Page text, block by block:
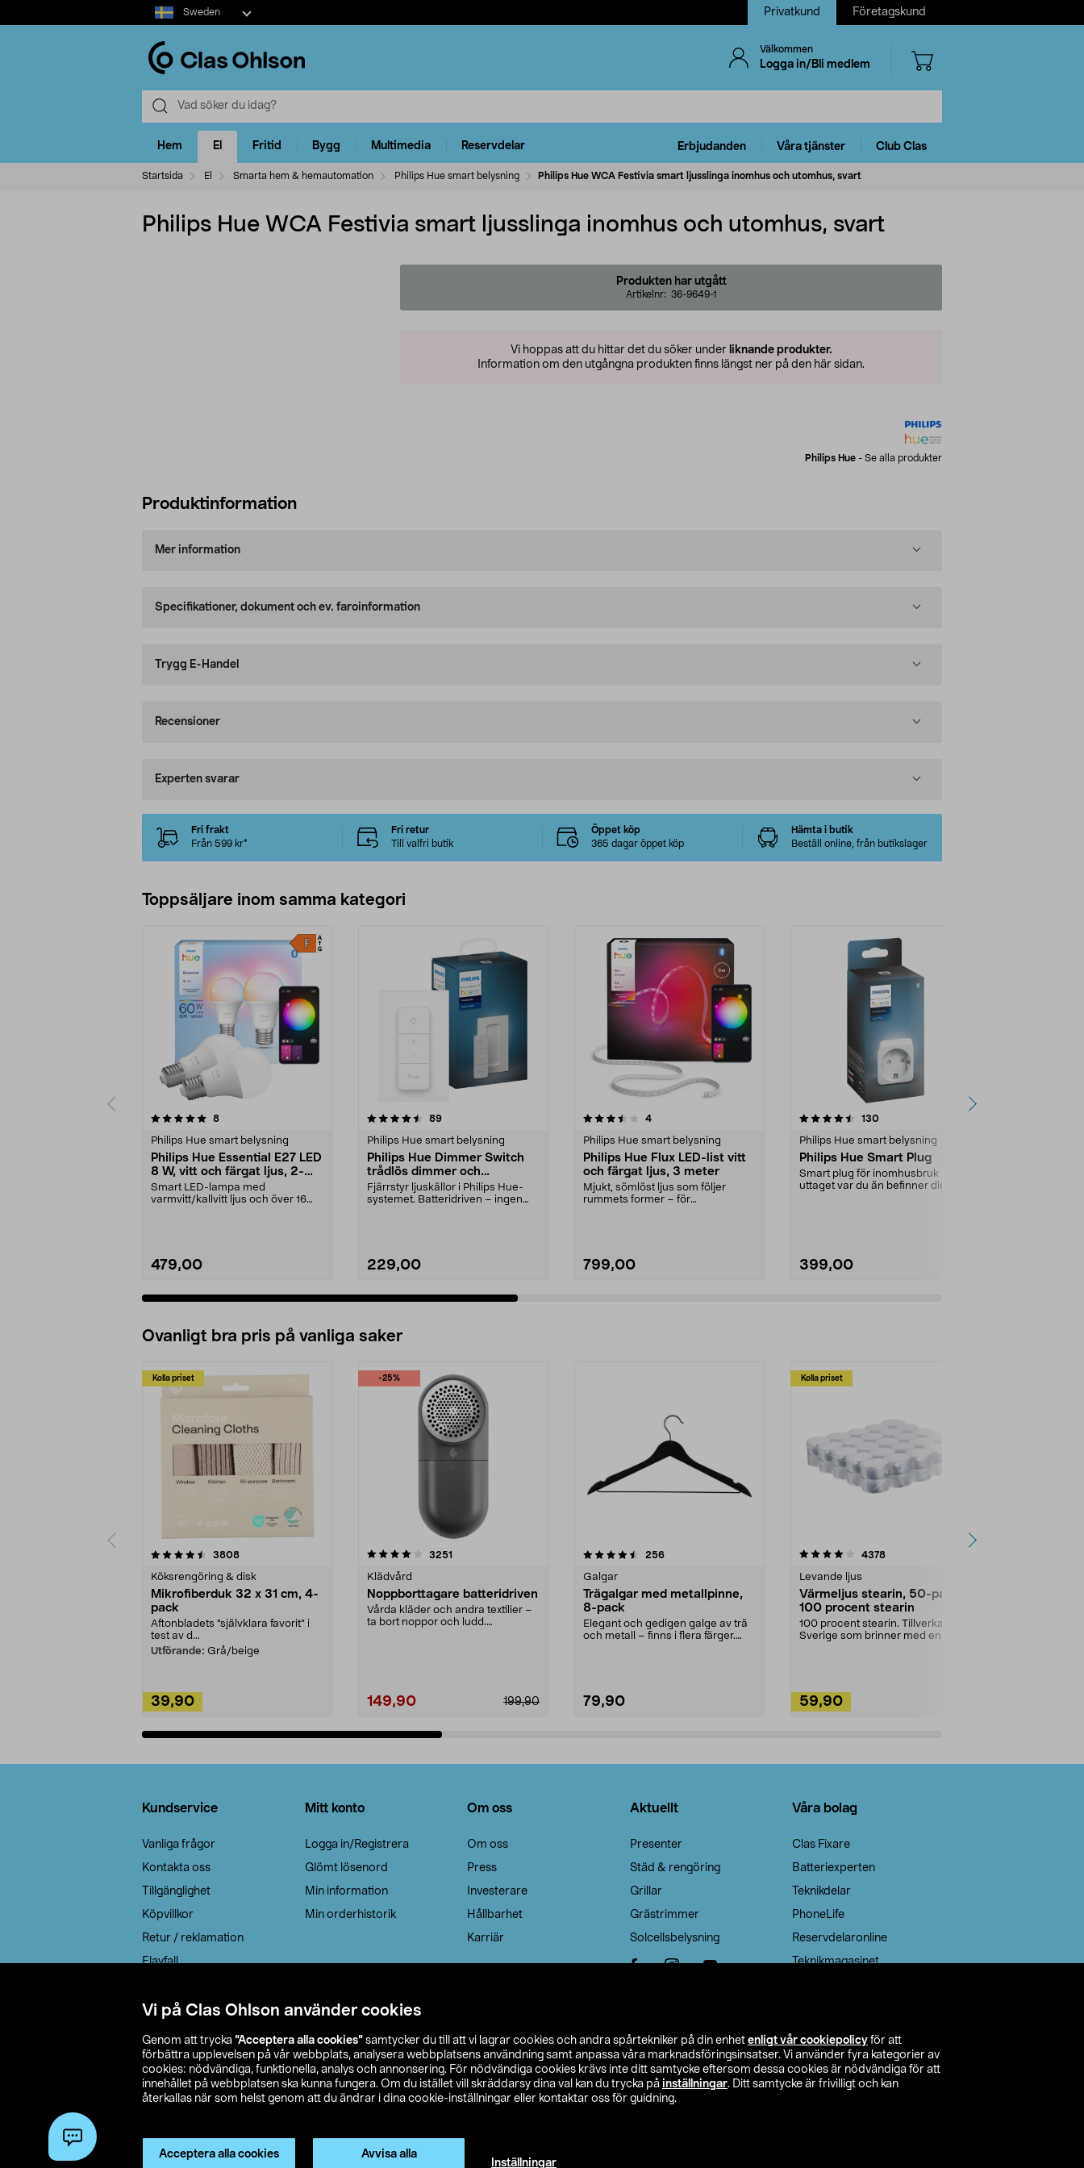
Vi på Clas Ohlson använder cookies
Genom att trycka ”Acceptera alla cookies” samtycker du till att vi lagrar cookies och andra spårtekniker på din enhet enligt vår cookiepolicy för att
förbättra upplevelsen på vår webbplats, analysera webbplatsens användning samt anpassa våra marknadsföringsinsatser. Vi använder fyra kategorier av
cookies: nödvändiga, funktionella, analys och annonsering. För nödvändiga cookies krävs inte ditt samtycke eftersom dessa cookies är nödvändiga för att
innehållet på webbplatsen ska kunna fungera. Om du istället vill skräddarsy dina val kan du trycka på inställningar. Ditt samtycke är frivilligt och kan
återkallas när som helst genom att du ändrar i dina cookie-inställningar eller kontaktar oss för guidning.
Acceptera alla cookies Avvisa alla
Inställningar
Select
market
Sweden Privatkund Företagskund
Välkommen
Logga in/Bli medlem
Hem El Fritid Bygg Multimedia Reservdelar Erbjudanden Våra tjänster Club Clas
Startsida El Smarta hem & hemautomation Philips Hue smart belysning Philips Hue WCA Festivia smart ljusslinga inomhus och utomhus, svart
Philips Hue WCA Festivia smart ljusslinga inomhus och utomhus, svart
Produkten har utgått
Artikelnr: 36-9649-1
Vi hoppas att du hittar det du söker under liknande produkter.
Information om den utgångna produkten finns längst ner på den här sidan.
Philips Hue - Se alla produkter
Produktinformation
Mer information
Specifikationer, dokument och ev. faroinformation
Trygg E-Handel
Recensioner
Experten svarar
Fri frakt
Från 599 kr*
Fri retur
Till valfri butik
Öppet köp
365 dagar öppet köp
Hämta i butik
Beställ online, från butikslager
Toppsäljare inom samma kategori
8recensioner
Philips Hue smart belysning
Philips Hue Essential E27 LED
8 W, vitt och färgat ljus, 2-
pack
Smart LED-lampa med
varmvitt/kallvitt ljus och över 16
479,00
4.5 av 5 stjärnor 89recensioner
Philips Hue smart belysning
Philips Hue Dimmer Switch
trådlös dimmer och
fjärrkontroll
Fjärrstyr ljuskällor i Philips Hue-
systemet. Batteridriven – ingen
229,00
3.5 av 5 stjärnor 4recensioner
Philips Hue smart belysning
Philips Hue Flux LED-list vitt
och färgat ljus, 3 meter
Mjukt, sömlöst ljus som följer
rummets former – för
799,00
4.5 av 5 stjärnor 130recensioner
Philips Hue smart belysning
Philips Hue Smart Plug
Smart plug för inomhusbruk - styr
uttaget var du än befinner dig.
399,00
4.5 av 5 stjärnor
Ovanligt bra pris på vanliga saker
Kolla priset
3808recensioner
Köksrengöring & disk
Mikrofiberduk 32 x 31 cm, 4-
pack
Aftonbladets "självklara favorit” i
test av d...
Utförande: Grå/beige
39,90
-25%
4.0av 5 stjärnor 3251
Klädvård
Noppborttagare batteridriven
Vårda kläder och andra textilier –
ta bort noppor och ludd.
199,90
149,90
4.5av 5 stjärnor 256recensioner
Galgar
Trägalgar med metallpinne,
8-pack
Elegant och gedigen galge av trä
och metall – finns i flera färger.
79,90
Kolla priset
4.0av 5 stjärnor 4378recensioner
Levande ljus
Värmeljus stearin, 50-pack,
100 procent stearin
100 procent stearin. Tillverkade i
Sverige som brinner med en
59,90
4.5av 5 stjärnor
Kundservice
Vanliga frågor
Kontakta oss
Tillgänglighet
Köpvillkor
Retur / reklamation
Elavfall
Leveransalternativ
Mitt konto
Logga in/Registrera
Glömt lösenord
Min information
Min orderhistorik
Om oss
Om oss
Press
Investerare
Hållbarhet
Karriär
Aktuellt
Presenter
Städ & rengöring
Grillar
Grästrimmer
Solcellsbelysning
Våra bolag
Clas Fixare
Batteriexperten
Teknikdelar
PhoneLife
Reservdelaronline
Teknikmagasinet